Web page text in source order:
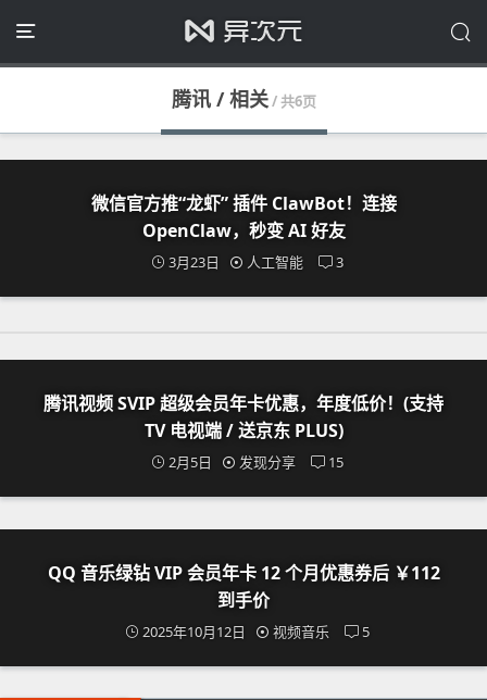
腾讯 / 相关/ 共6页
微信官方推“龙虾” 插件 ClawBot！连接
OpenClaw，秒变 AI 好友
3月23日 人工智能 3
腾讯视频 SVIP 超级会员年卡优惠，年度低价！(支持
TV 电视端 / 送京东 PLUS)
2月5日 发现分享 15
QQ 音乐绿钻 VIP 会员年卡 12 个月优惠券后 ￥112
到手价
2025年10月12日 视频音乐 5